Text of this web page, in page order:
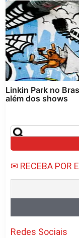
Linkin Park no
além dos shows
✉ RECEBA POR
Redes Sociais